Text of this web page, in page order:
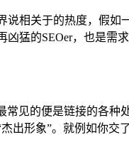
相关于的热度，假
猛的SEOer，也是
见的便是链接的各
出形象”。就例如你